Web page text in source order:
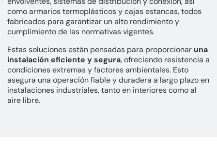
como armarios termoplásticos y cajas estancas, todos
fabricados para garantizar un alto rendimiento y
cumplimiento de las normativas vigentes.
Estas soluciones están pensadas para proporcionar una
instalación eficiente y segura, ofreciendo resistencia a
condiciones extremas y factores ambientales. Esto
asegura una operación fiable y duradera a largo plazo en
instalaciones industriales, tanto en interiores como al
aire libre.